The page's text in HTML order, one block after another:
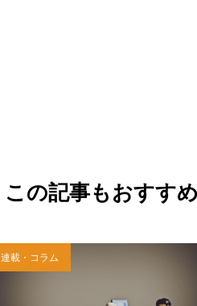
この記事もおすすめ
連載・コラム